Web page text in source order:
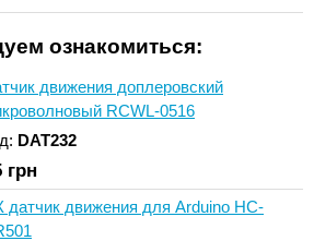
ознакомиться:
движения доплеровский
RCWL-0516
DAT232
грн
датчик движения для Arduino HC-